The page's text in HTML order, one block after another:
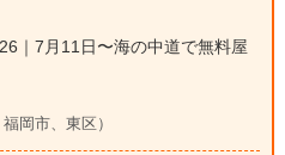
｜7月11日〜海の中道で無料屋
岡市、東区）